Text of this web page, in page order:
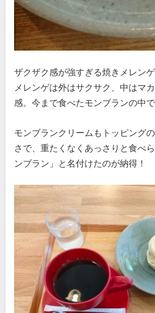
ザクザク感が強すぎる焼きメレン
メレンゲは外はサクサク、中はマ
感。今まで食べたモンブランの中で
モンブランクリームもトッピング
さで、重たくなくあっさりと食べ
ンブラン」と名付けたのが納得！